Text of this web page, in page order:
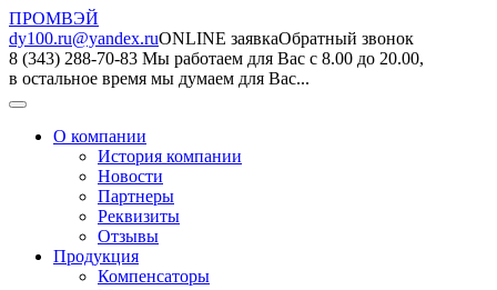
ПРОМВЭЙ
dy100.ru@yandex.ruONLINE заявкаОбратный звонок
8 (343) 288-70-83 Мы работаем для Вас с 8.00 до 20.00,
в остальное время мы думаем для Вас...
О компании
История компании
Новости
Партнеры
Реквизиты
Отзывы
Продукция
Компенсаторы